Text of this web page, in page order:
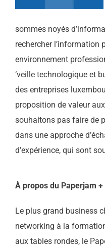
sommes noyés
rechercher l’information
environnement
‘veille technologique et
des entreprises
proposition de valeur
souhaitons pas faire de
dans une approche
d’expérience, qui sont
À propos du Paperjam +
Le plus grand business
networking à la
aux tables rondes, le